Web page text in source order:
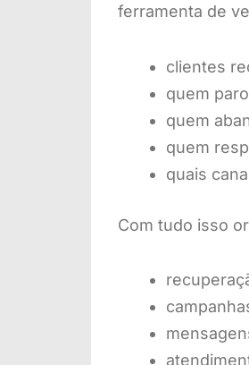
ferramenta de
clientes
quem
quem
quem
quais
Com tudo isso